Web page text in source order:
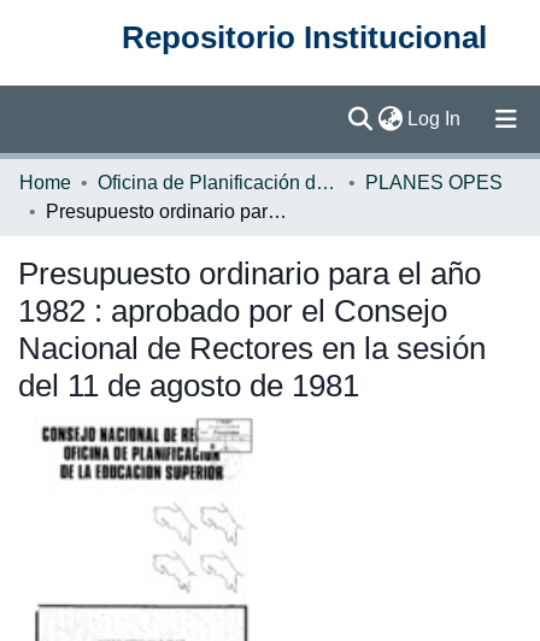
Repositorio Institucional
Log In (current)
Communities & Collections
Browse DSpace
Statistics
Home Oficina de Planificación de la Educación Superior (OPES)
PLANES OPES
Presupuesto ordinario para el año 1982 : aprobado por el Consejo Nacional de Rectores en la sesión del 11 de agosto de 1981
Presupuesto ordinario para el año
1982 : aprobado por el Consejo
Nacional de Rectores en la sesión
del 11 de agosto de 1981